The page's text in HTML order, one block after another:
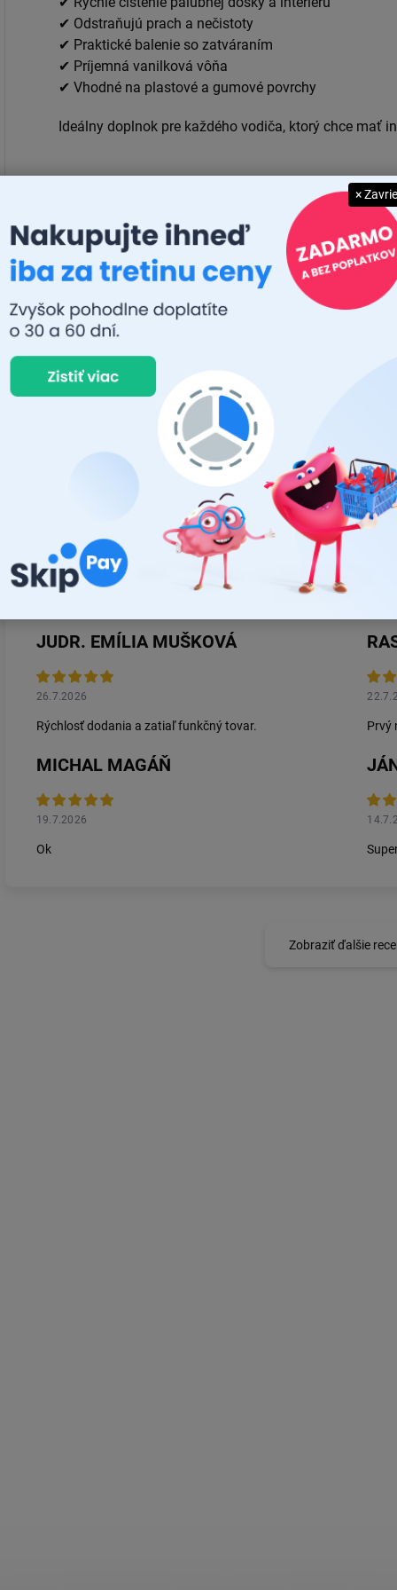
✔ Odstraňujú prach a nečistoty
✔ Praktické balenie so zatváraním
✔ Príjemná vanilková vôňa
✔ Vhodné na plastové a gumové povrchy
Ideálny doplnok pre každého vodiča, ktorý chce mať
Dodatočné parametre
Kategória:
Kód:
Značka
JUDR. EMÍLIA MUŠKOVÁ
26.7.2026
Rýchlosť dodania a zatiaľ funkčný tovar. Prvý
MICHAL MAGÁŇ
19.7.2026
Ok
Zobraziť ďalšie
×